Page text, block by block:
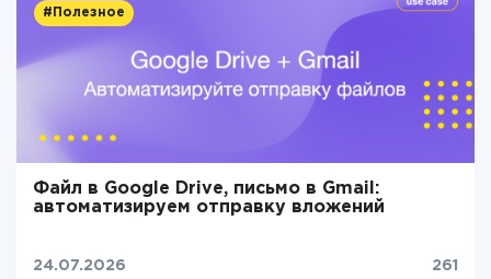
#Полезное
Файл в Google Drive, письмо в Gmail:
автоматизируем отправку вложений
24.07.2026 261